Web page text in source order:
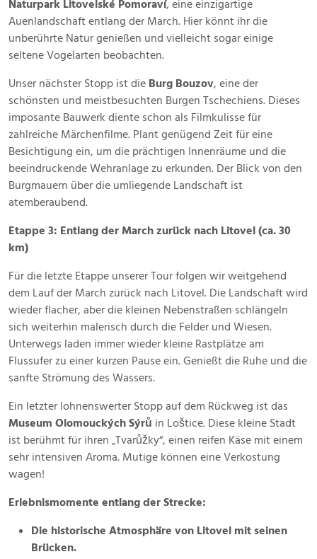
Naturpark Litovelské Pomoraví, eine einzigartige
Auenlandschaft entlang der March. Hier könnt ihr die
unberührte Natur genießen und vielleicht sogar einige
seltene Vogelarten beobachten.
Unser nächster Stopp ist die Burg Bouzov, eine der
schönsten und meistbesuchten Burgen Tschechiens. Dieses
imposante Bauwerk diente schon als Filmkulisse für
zahlreiche Märchenfilme. Plant genügend Zeit für eine
Besichtigung ein, um die prächtigen Innenräume und die
beeindruckende Wehranlage zu erkunden. Der Blick von den
Burgmauern über die umliegende Landschaft ist
atemberaubend.
Etappe 3: Entlang der March zurück nach Litovel (ca. 30
km)
Für die letzte Etappe unserer Tour folgen wir weitgehend
dem Lauf der March zurück nach Litovel. Die Landschaft wird
wieder flacher, aber die kleinen Nebenstraßen schlängeln
sich weiterhin malerisch durch die Felder und Wiesen.
Unterwegs laden immer wieder kleine Rastplätze am
Flussufer zu einer kurzen Pause ein. Genießt die Ruhe und die
sanfte Strömung des Wassers.
Ein letzter lohnenswerter Stopp auf dem Rückweg ist das
Museum Olomouckých Sýrů in Loštice. Diese kleine Stadt
ist berühmt für ihren „Tvarůžky“, einen reifen Käse mit einem
sehr intensiven Aroma. Mutige können eine Verkostung
wagen!
Erlebnismomente entlang der Strecke:
Die historische Atmosphäre von Litovel mit seinen
Brücken.